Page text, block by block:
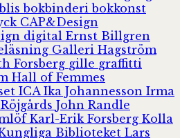
bokbinderibokkonst
CAP&Design
digital Ernst Billgren
Galleri Hagström
Forsberg gille graffitti
Hall of Femmes
ICA Ika Johannesson Irma
John Randle
Karl-Erik Forsberg Kolla
Biblioteket Lars